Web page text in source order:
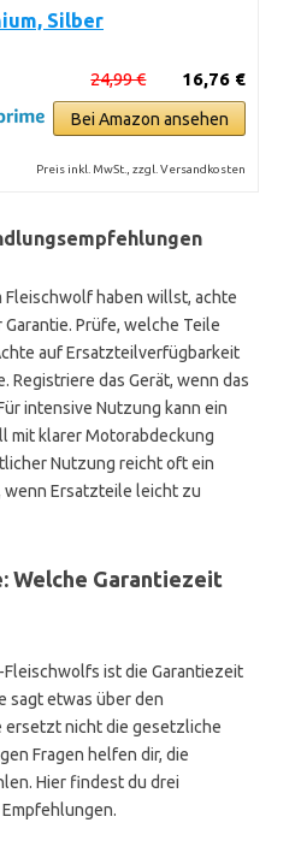
Silber
16,76 €
24,99 €
Bei Amazon ansehen
Preis inkl. MwSt., zzgl. Versandkosten
Fleischwolf haben willst, achte
Prüfe, welche Teile
auf Ersatzteilverfügbarkeit
Registriere das Gerät, wenn das
intensive Nutzung kann ein
mit klarer Motorabdeckung
Nutzung reicht oft ein
Ersatzteile leicht zu
Welche Garantiezeit
ist die Garantiezeit
sagt etwas über den
ersetzt nicht die gesetzliche
Fragen helfen dir, die
Hier findest du drei